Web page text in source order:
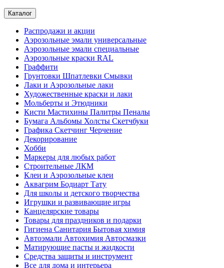
Каталог
Распродажи и акции
Аэрозольные эмали универсальные
Аэрозольные эмали специальные
Аэрозольные краски RAL
Граффити
Грунтовки Шпатлевки Смывки
Лаки и Аэрозольные лаки
Художественные краски и лаки
Мольберты и Этюдники
Кисти Мастихины Палитры Пеналы
Бумага Альбомы Холсты Скетчбуки
Графика Скетчинг Черчение
Декорирование
Хобби
Маркеры для любых работ
Строительные ЛКМ
Клеи и Аэрозольные клеи
Аквагрим Бодиарт Тату
Для школы и детского творчества
Игрушки и развивающие игры
Канцелярские товары
Товары для праздников и подарки
Гигиена Санитария Бытовая химия
Автоэмали Автохимия Автосмазки
Матирующие пасты и жидкости
Средства защиты и инструмент
Все для дома и интерьера